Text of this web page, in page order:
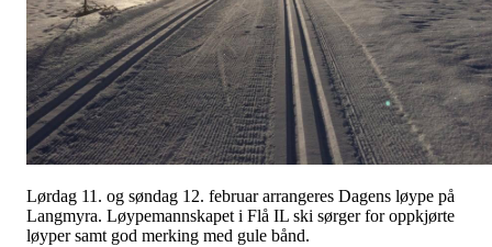
Lørdag 11. og søndag 12. februar arrangeres Dagens løype på
Langmyra. Løypemannskapet i Flå IL ski sørger for oppkjørte
løyper samt god merking med gule bånd.